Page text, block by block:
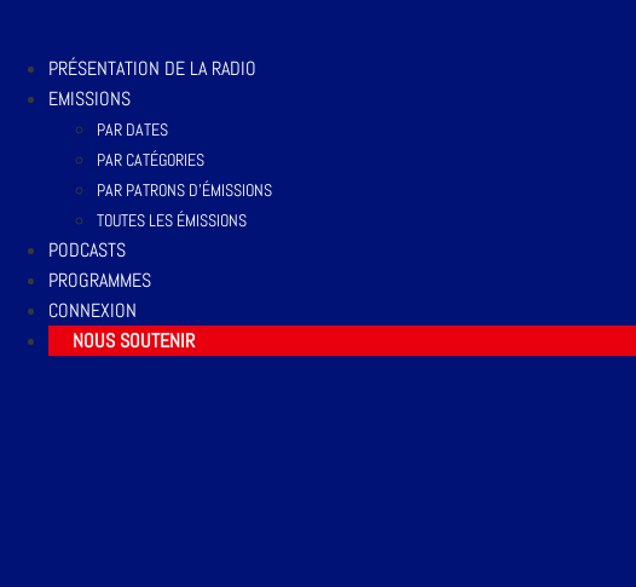
PRÉSENTATION DE LA RADIO
EMISSIONS
PAR DATES
PAR CATÉGORIES
PAR PATRONS D’ÉMISSIONS
TOUTES LES ÉMISSIONS
PODCASTS
PROGRAMMES
CONNEXION
NOUS SOUTENIR